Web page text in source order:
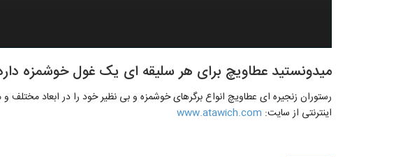
میدونستید عطاویچ برای هر سلیقه ای یک غول خوشمزه
رستوران زنجیره ای عطاویچ انواع برگرهای خوشمزه و بی نظیر خود را در ابعاد مختلف
اینترنتی از سایت: www.atawich.com